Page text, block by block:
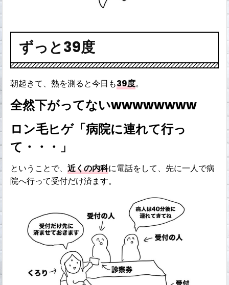
ずっと39度
朝起きて、熱を測ると今日も39度。
全然下がってないwwwwwwww
ロン毛ヒゲ「病院に連れて行っ
て・・・」
ということで、近くの内科に電話をして、先に一人で病
院へ行って受付だけ済ます。